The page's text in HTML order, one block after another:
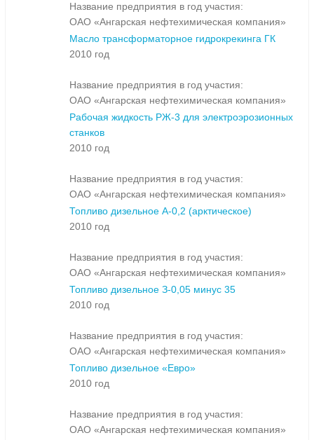
Название предприятия в год участия:
ОАО «Ангарская нефтехимическая компания»
Масло трансформаторное гидрокрекинга ГК
2010 год
Название предприятия в год участия:
ОАО «Ангарская нефтехимическая компания»
Рабочая жидкость РЖ-3 для электроэрозионных
станков
2010 год
Название предприятия в год участия:
ОАО «Ангарская нефтехимическая компания»
Топливо дизельное А-0,2 (арктическое)
2010 год
Название предприятия в год участия:
ОАО «Ангарская нефтехимическая компания»
Топливо дизельное З-0,05 минус 35
2010 год
Название предприятия в год участия:
ОАО «Ангарская нефтехимическая компания»
Топливо дизельное «Евро»
2010 год
Название предприятия в год участия:
ОАО «Ангарская нефтехимическая компания»